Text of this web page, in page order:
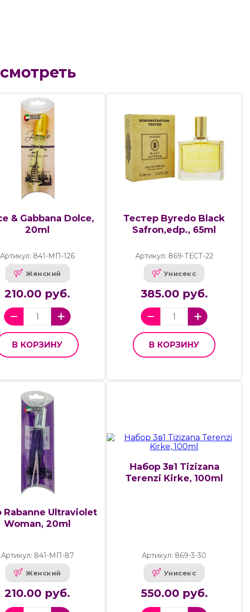
& Gabbana Dolce,
20ml
Артикул: 841-МП-126
Женский
210.00 руб.
В КОРЗИНУ
Тестер Byredo Black
Safron,edp., 65ml
Артикул: 869-ТЕСТ-22
Унисекс
385.00 руб.
В КОРЗИНУ
Rabanne Ultraviolet
Woman, 20ml
Артикул: 841-МП-87
Женский
210.00 руб.
Набор 3в1 Tizizana
Terenzi Kirke, 100ml
Артикул: 869-3-30
Унисекс
550.00 руб.